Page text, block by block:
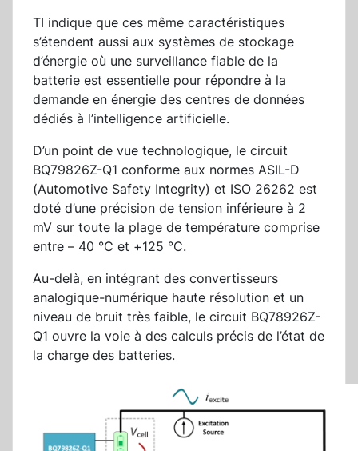
TI indique que ces même caractéristiques
s’étendent aussi aux systèmes de stockage
d’énergie où une surveillance fiable de la
batterie est essentielle pour répondre à la
demande en énergie des centres de données
dédiés à l’intelligence artificielle.
D’un point de vue technologique, le circuit
BQ79826Z-Q1 conforme aux normes ASIL-D
(Automotive Safety Integrity) et ISO 26262 est
doté d’une précision de tension inférieure à 2
mV sur toute la plage de température comprise
entre – 40 °C et +125 °C.
Au-delà, en intégrant des convertisseurs
analogique-numérique haute résolution et un
niveau de bruit très faible, le circuit BQ78926Z-
Q1 ouvre la voie à des calculs précis de l’état de
la charge des batteries.